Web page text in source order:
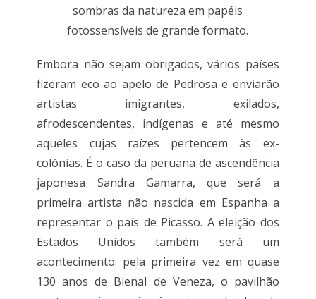
sombras da natureza em papéis
fotossensíveis de grande formato.
Embora não sejam obrigados, vários países
fizeram eco ao apelo de Pedrosa e enviarão
artistas imigrantes, exilados,
afrodescendentes, indígenas e até mesmo
aqueles cujas raízes pertencem às ex-
colónias. É o caso da peruana de ascendência
japonesa Sandra Gamarra, que será a
primeira artista não nascida em Espanha a
representar o país de Picasso. A eleição dos
Estados Unidos também será um
acontecimento: pela primeira vez em quase
130 anos de Bienal de Veneza, o pavilhão